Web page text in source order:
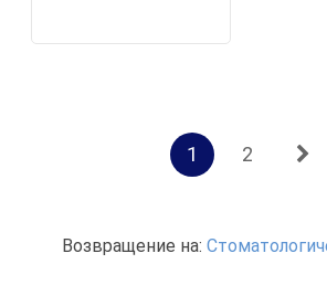
1 2
Возвращение на: